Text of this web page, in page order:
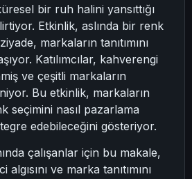
bir ruh halini yansıttığı
Etkinlik, aslında bir renk
markaların tanıtımını
Katılımcılar, kahverengi
ve çeşitli markaların
Bu etkinlik, markaların
seçimini nasıl pazarlama
edebileceğini gösteriyor.
çalışanlar için bu makale,
ve marka tanıtımını